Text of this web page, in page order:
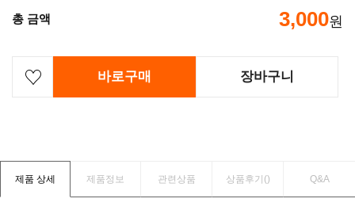
총 금액 3,000원
바로구매 장바구니
제품 상세 제품정보 관련상품 상품후기() Q&A